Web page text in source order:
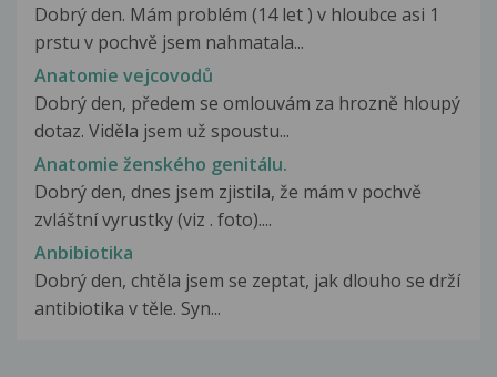
Dobrý den. Mám problém (14 let ) v hloubce asi 1
prstu v pochvě jsem nahmatala...
Anatomie vejcovodů
Dobrý den, předem se omlouvám za hrozně hloupý
dotaz. Viděla jsem už spoustu...
Anatomie ženského genitálu.
Dobrý den, dnes jsem zjistila, že mám v pochvě
zvláštní vyrustky (viz . foto)....
Anbibiotika
Dobrý den, chtěla jsem se zeptat, jak dlouho se drží
antibiotika v těle. Syn...